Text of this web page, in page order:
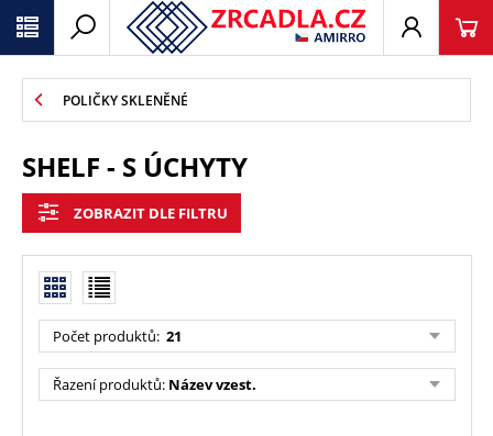
POLIČKY SKLENĚNÉ
SHELF - S ÚCHYTY
ZOBRAZIT DLE FILTRU
Počet produktů: 21
Řazení produktů: Název vzest.